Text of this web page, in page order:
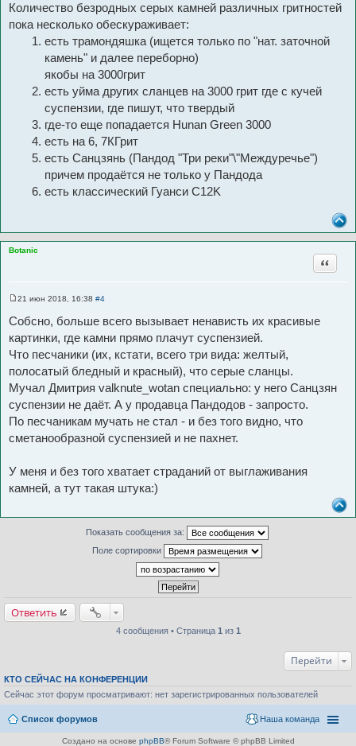
о
б
щ
Количество безродных серых камней различных гритностей
пока несколько обескураживает:
есть трамондяшка (ищется только по "нат. заточной
камень" и далее переборно)
якобы на 3000грит
есть уйма других сланцев на 3000 грит где с кучей
суспензии, где пишут, что твердый
где-то еще попадается Hunan Green 3000
есть на 6, 7КГрит
есть Санцзянь (Пандод "Три реки"\"Междуречье")
причем продаётся не только у Пандода
есть классический Гуанси C12K
Botanic
Цитата
о
б
щ
е
и
е
21 июн 2018, 16:38 #4
Собсно, больше всего вызывает ненависть их красивые
картинки, где камни прямо плачут суспензией.
Что песчаники (их, кстати, всего три вида: желтый,
полосатый бледный и красный), что серые сланцы.
Мучал Дмитрия valknute_wotan специально: у него Санцзян
суспензии не даёт. А у продавца Пандодов - запросто.
По песчаникам мучать не стал - и без того видно, что
сметанообразной суспензией и не пахнет.
У меня и без того хватает страданий от выглаживания
камней, а тут такая штука:)
Показать сообщения за:
Поле сортировки
Ответить
4 сообщения • Страница 1 из 1
Перейти
КТО СЕЙЧАС НА КОНФЕРЕНЦИИ
Сейчас этот форум просматривают: нет зарегистрированных пользователей
Список форумов Наша команда
Создано на основе phpBB® Forum Software © phpBB Limited